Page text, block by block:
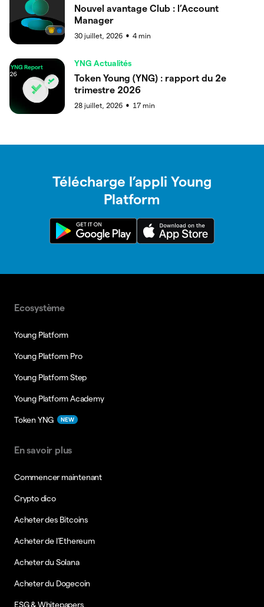
Nouvel avantage Club : l’Account
Manager
30 juillet, 2026 ● 4 min
YNG Actualités
Token Young (YNG) : rapport du 2e
trimestre 2026
28 juillet, 2026 ● 17 min
Télécharge l’appli Young
Platform
Ecosystème
Young Platform
Young Platform Pro
Young Platform Step
Young Platform Academy
Token YNG NEW
En savoir plus
Commencer maintenant
Crypto dico
Acheter des Bitcoins
Acheter de l’Ethereum
Acheter du Solana
Acheter du Dogecoin
ESG & Whitepapers